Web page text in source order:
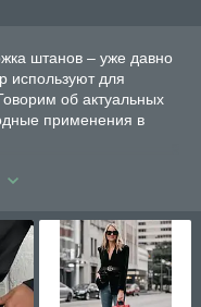
штанов – уже давно
используют для
об актуальных
применения в
используют в
перед нами в
Теперь эти
талии своих